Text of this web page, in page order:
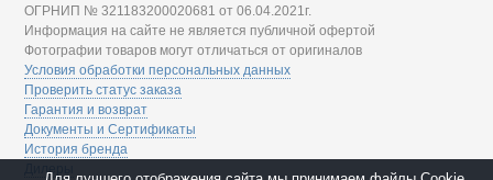
ОГРНИП № 321183200020681 от 06.04.2021г.
Информация на сайте не является публичной офертой
Фотографии товаров могут отличаться от оригиналов
Условия обработки персональных данных
Проверить статус заказа
Гарантия и возврат
Документы и Сертификаты
История бренда
Дилеры